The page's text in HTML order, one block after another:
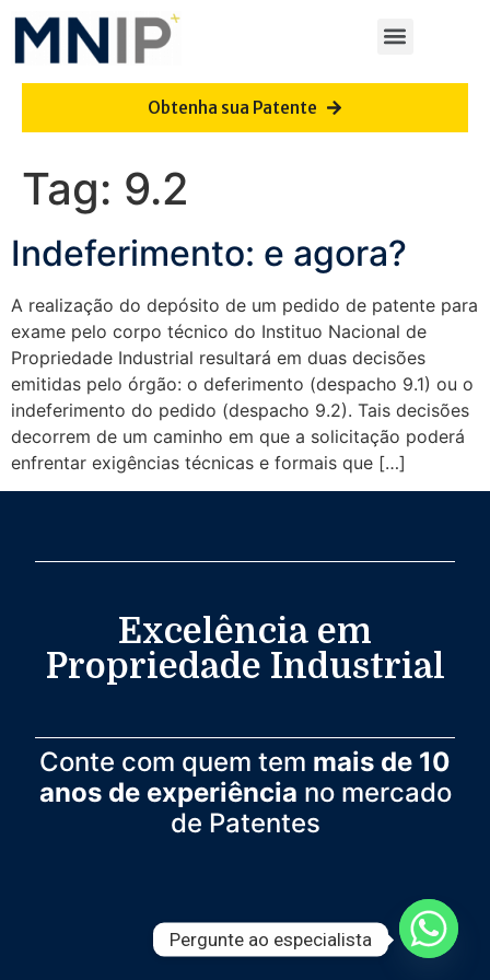
Obtenha sua Patente
Tag: 9.2
Indeferimento: e agora?
A realização do depósito de um pedido de patente para
exame pelo corpo técnico do Instituo Nacional de
Propriedade Industrial resultará em duas decisões
emitidas pelo órgão: o deferimento (despacho 9.1) ou o
indeferimento do pedido (despacho 9.2). Tais decisões
decorrem de um caminho em que a solicitação poderá
enfrentar exigências técnicas e formais que […]
Excelência em
Propriedade Industrial
Conte com quem tem mais de 10
anos de experiência no mercado
de Patentes
Pergunte ao especialista